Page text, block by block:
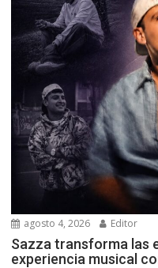
agosto 4, 2026 Editor
Sazza transforma las
experiencia musical